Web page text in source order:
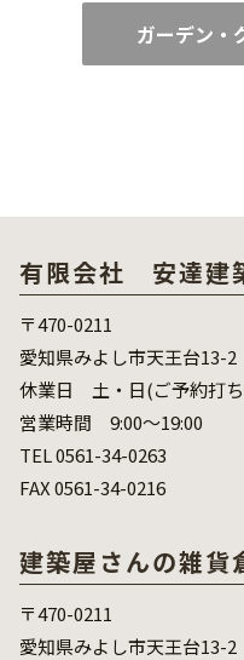
ガーデン・
有限会社 安達建
〒470-0211
愛知県みよし市天王台13-2
休業日 土・日(ご予約打
営業時間 9:00～19:00
TEL 0561-34-0263
FAX 0561-34-0216
建築屋さんの雑
〒470-0211
愛知県みよし市天王台13-2